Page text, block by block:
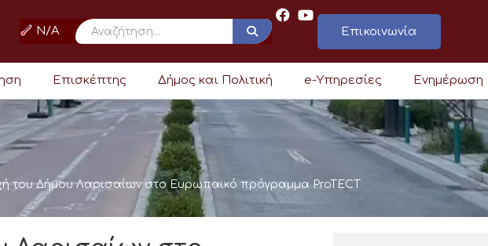
N/A Επικοινωνία
Επισκέπτης Δήμος και Πολιτική e-Υπηρεσίες Ενημέρωση
του Δήμου Λαρισαίων στο Ευρωπαικό πρόγραμμα ProTECT